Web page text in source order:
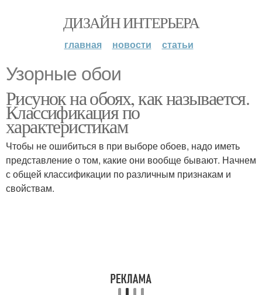
ДИЗАЙН ИНТЕРЬЕРА
главная новости статьи
Узорные обои
Рисунок на обоях, как называется.
Классификация по
характеристикам
Чтобы не ошибиться в при выборе обоев, надо иметь
представление о том, какие они вообще бывают. Начнем
с общей классификации по различным признакам и
свойствам.